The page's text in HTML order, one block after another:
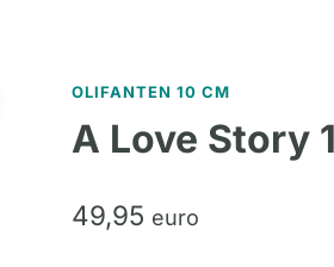
OLIFANTEN 10 CM
A Love Story
49,95 euro